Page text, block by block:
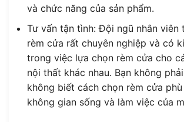
và chức năng của sản phẩm.
Tư vấn tận tình: Đội ngũ nhân viên
rèm cửa rất chuyên nghiệp và có
trong việc lựa chọn rèm cửa cho
nội thất khác nhau. Bạn không
không biết cách chọn rèm cửa
không gian sống và làm việc của